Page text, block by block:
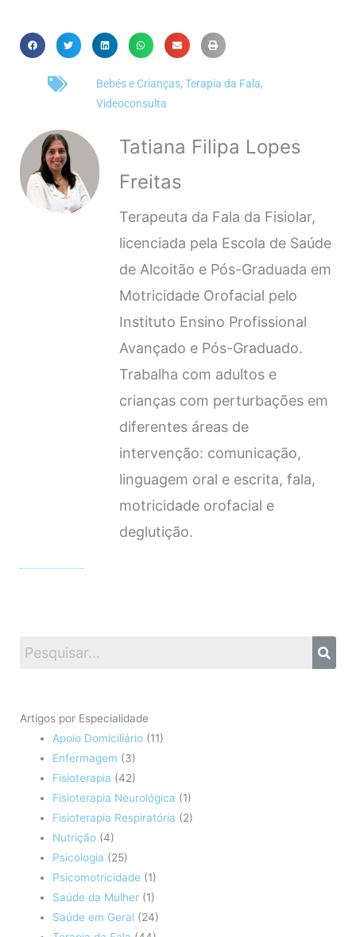
Bebés e Crianças, Terapia da Fala,
Videoconsulta
Tatiana Filipa Lopes
Freitas
Terapeuta da Fala da Fisiolar,
licenciada pela Escola de Saúde
de Alcoitão e Pós-Graduada em
Motricidade Orofacial pelo
Instituto Ensino Profissional
Avançado e Pós-Graduado.
Trabalha com adultos e
crianças com perturbações em
diferentes áreas de
intervenção: comunicação,
linguagem oral e escrita, fala,
motricidade orofacial e
deglutição.
Artigos por Especialidade
Apoio Domiciliário (11)
Enfermagem (3)
Fisioterapia (42)
Fisioterapia Neurológica (1)
Fisioterapia Respiratória (2)
Nutrição (4)
Psicologia (25)
Psicomotricidade (1)
Saúde da Mulher (1)
Saúde em Geral (24)